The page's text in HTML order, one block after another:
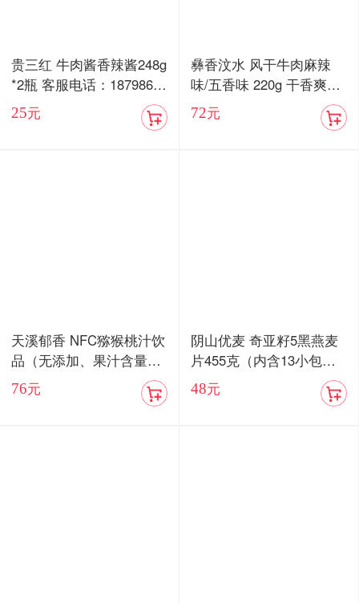
贵三红 牛肉酱香辣酱248g
*2瓶 客服电话：18798676
577
25元
彝香汶水 风干牛肉麻辣
味/五香味 220g 干香爽口
嚼劲十足
72元
天溪郁香 NFC猕猴桃汁饮
品（无添加、果汁含量8
5%）顺丰包邮
76元
阴山优麦 奇亚籽5黑燕麦
片455克（内含13小包）/
血燕麦5红燕麦片455克
（内含13小包）
48元